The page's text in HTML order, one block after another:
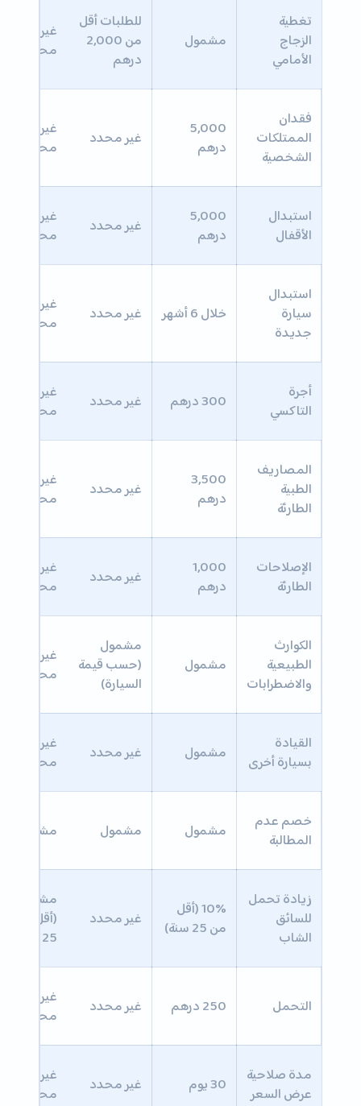
تغطية
الزجاج
الأمامي
مشمول
للطلبات أقل
من 2,000
درهم
غير
محدد
فقدان
الممتلكات
الشخصية
5,000
درهم
غير محدد
غير
محدد
استبدال
الأقفال
5,000
درهم
غير محدد
غير
محدد
استبدال
سيارة
جديدة
خلال 6 أشهر غير محدد
غير
محدد
أجرة
التاكسي
300 درهم غير محدد
غير
محدد
المصاريف
الطبية
الطارئة
3,500
درهم
غير محدد
غير
محدد
الإصلاحات
الطارئة
1,000
درهم
غير محدد
غير
محدد
الكوارث
الطبيعية
والاضطرابات
مشمول
مشمول
(حسب قيمة
السيارة)
غير
محدد
القيادة
بسيارة أخرى
مشمول غير محدد
غير
محدد
خصم عدم
المطالبة
مشمول مشمول مشمول
زيادة تحمل
للسائق
الشاب
10% (أقل
من 25 سنة)
غير محدد
مشمول
(أقل من
25 سنة)
التحمل 250 درهم غير محدد
غير
محدد
مدة صلاحية
عرض السعر
30 يوم غير محدد
غير
محدد